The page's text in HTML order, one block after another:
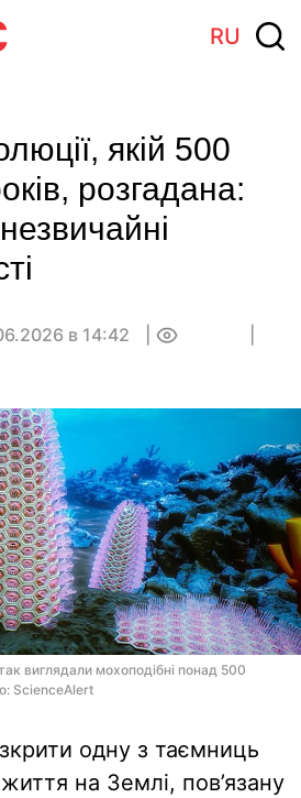
RU
якій 500
розгадана:
в 14:42
виглядали мохоподібні понад 500
ScienceAlert
одну з таємниць
життя на Землі, пов’язану